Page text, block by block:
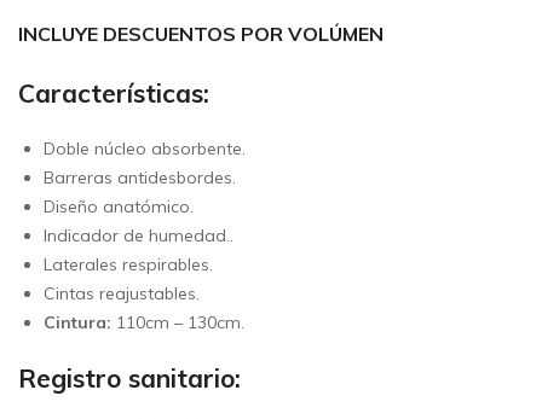
INCLUYE DESCUENTOS POR VOLÚMEN
Características:
Doble núcleo absorbente.
Barreras antidesbordes.
Diseño anatómico.
Indicador de humedad..
Laterales respirables.
Cintas reajustables.
Cintura: 110cm – 130cm.
Registro sanitario: